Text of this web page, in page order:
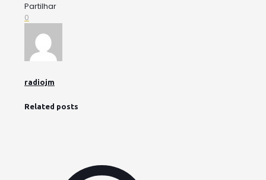
Partilhar
0
radiojm
Related posts